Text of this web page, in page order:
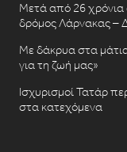
Μετά από 26 χρόνια
δρόμος Λάρνακας –
Με δάκρυα στα
για τη ζωή μας»
Ισχυρισμοί Τατάρ
στα κατεχόμενα